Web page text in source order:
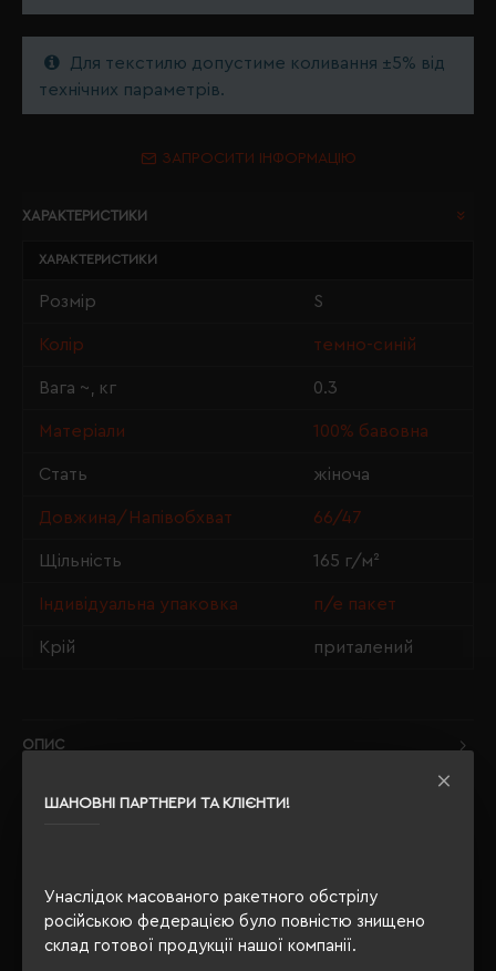
ШАНОВНІ ПАРТНЕРИ ТА КЛІЄНТИ!
Унаслідок масованого ракетного обстрілу
російською федерацією було повністю знищено
склад готової продукції нашої компанії.
Для текстилю допустиме коливання ±5% від
технічних параметрів.
ЗАПРОСИТИ ІНФОРМАЦІЮ
ХАРАКТЕРИСТИКИ
ХАРАКТЕРИСТИКИ
Розмір S
Колір темно-синій
Вага ~, кг 0.3
Матеріали 100% бавовна
Стать жіноча
Довжина/Напівобхват 66/47
Щільність 165 г/м²
Індивідуальна упаковка п/е пакет
Крій приталений
ОПИС
ВІДГУКИ
РЕКОМЕНДУЄМО